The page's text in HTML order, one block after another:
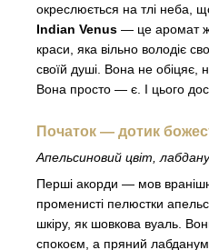
окреслюється на тлі неба,
Indian Venus — це аромат
краси, яка вільно володіє
своїй душі. Вона не обіцяє,
Вона просто — є. І цього
Початок — дотик
Апельсиновий цвіт,
Перші акорди — мов
променисті пелюстки
шкіру, як шовкова вуаль.
спокоєм, а пряний